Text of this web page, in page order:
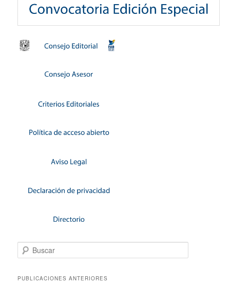
Buscar
PUBLICACIONES ANTERIORES